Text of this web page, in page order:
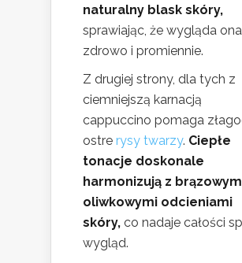
naturalny blask skóry,
sprawiając, że wygląda ona
zdrowo i promiennie.
Z drugiej strony, dla tych z
ciemniejszą karnacją
cappuccino pomaga
ostre rysy twarzy. Ciepłe
tonacje doskonale
harmonizują z
oliwkowymi odcieniami
skóry, co nadaje całości
wygląd.